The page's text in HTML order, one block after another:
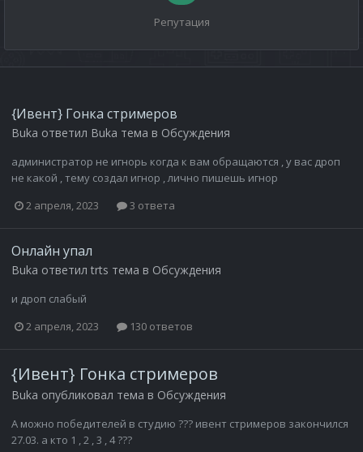
Репутация
{Ивент} Гонка стримеров
Buka ответил Buka тема в Обсуждения
администратор не игнорь когда к вам обращаются , у вас дроп
не какой , тему создал игнор , лично пишешь игнор
2 апреля, 2023
3 ответа
Онлайн упал
Buka ответил trts тема в Обсуждения
и дроп слабый
2 апреля, 2023
130 ответов
{Ивент} Гонка стримеров
Buka опубликовал тема в Обсуждения
А можно победителей в студию ??? ивент стримеров закончился
27.03. а кто 1 , 2 , 3 , 4 ???